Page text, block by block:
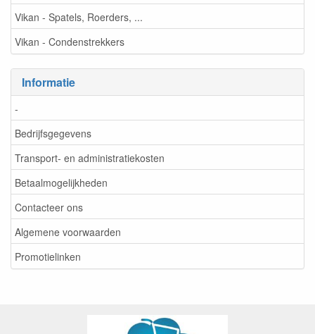
Vikan - Spatels, Roerders, ...
Vikan - Condenstrekkers
Informatie
-
Bedrijfsgegevens
Transport- en administratiekosten
Betaalmogelijkheden
Contacteer ons
Algemene voorwaarden
Promotielinken